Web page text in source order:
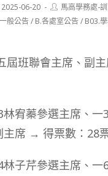
2025-06-20
Post
author:
馬高學務處-
般公告/ B.各處室公告/ B03.
屆班聯會主席、副
宥蓁參選主席、一
主席 → 得票數：28
子芹參選主席、一